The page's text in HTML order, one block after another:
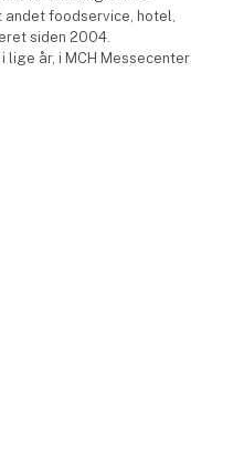
foodservice, hotel,
siden 2004.
lige år, i MCH Messecenter